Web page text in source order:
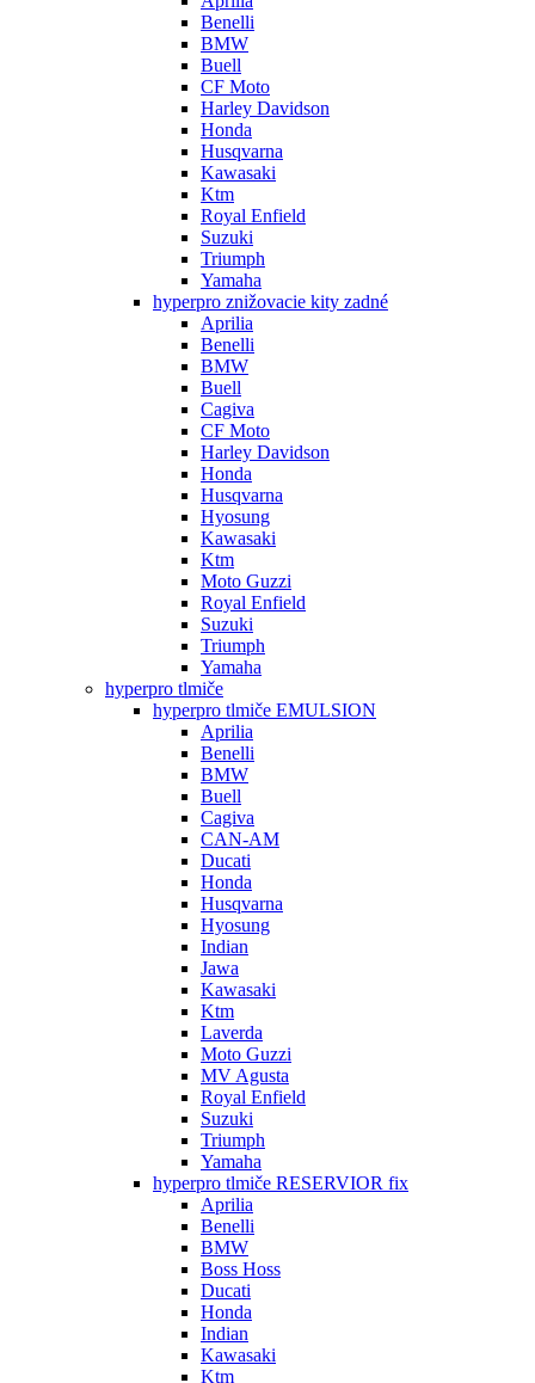
Benelli
BMW
Buell
CF Moto
Harley Davidson
Honda
Husqvarna
Kawasaki
Ktm
Royal Enfield
Suzuki
Triumph
Yamaha
hyperpro znižovacie kity zadné
Aprilia
Benelli
BMW
Buell
Cagiva
CF Moto
Harley Davidson
Honda
Husqvarna
Hyosung
Kawasaki
Ktm
Moto Guzzi
Royal Enfield
Suzuki
Triumph
Yamaha
hyperpro tlmiče
hyperpro tlmiče EMULSION
Aprilia
Benelli
BMW
Buell
Cagiva
CAN-AM
Ducati
Honda
Husqvarna
Hyosung
Indian
Jawa
Kawasaki
Ktm
Laverda
Moto Guzzi
MV Agusta
Royal Enfield
Suzuki
Triumph
Yamaha
hyperpro tlmiče RESERVIOR fix
Aprilia
Benelli
BMW
Boss Hoss
Ducati
Honda
Indian
Kawasaki
Ktm